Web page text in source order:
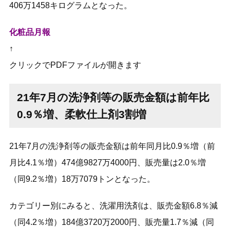
406万1458キログラムとなった。
化粧品月報
↑
クリックでPDFファイルが開きます
21年7月の洗浄剤等の販売金額は前年比
0.9％増、柔軟仕上剤3割増
21年7月の洗浄剤等の販売金額は前年同月比0.9％増（前
月比4.1％増）474億9827万4000円、販売量は2.0％増
（同9.2％増）18万7079トンとなった。
カテゴリー別にみると、洗濯用洗剤は、販売金額6.8％減
（同4.2％増）184億3720万2000円、販売量1.7％減（同